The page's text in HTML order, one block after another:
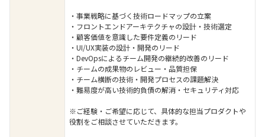
・事業戦略に基づく技術ロードマップの立案
・フロントエンドアーキテクチャの設計・技術選定
・顧客価値を意識した要件定義のリード
・UI/UX実装の設計・開発のリード
・DevOpsによるチーム開発の継続的改善のリード
・チームの成果物のレビュー・品質担保
・チーム横断の技術・開発プロセスの課題解決
・難易度が高い技術的負債の解消・セキュリティ対応
※ご経験・ご希望に応じて、具体的な担当プロダクトや
役割をご相談させていただきます。